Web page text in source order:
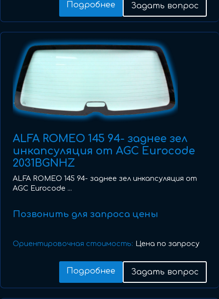
Подробнее Задать вопрос
ALFA ROMEO 145 94- заднее зел
инкапсуляция от AGC Eurocode
2031BGNHZ
ALFA ROMEO 145 94- заднее зел инкапсуляция от
AGC Eurocode ...
Позвонить для запроса цены
Ориентировочная стоимость: Цена по запросу
Подробнее Задать вопрос